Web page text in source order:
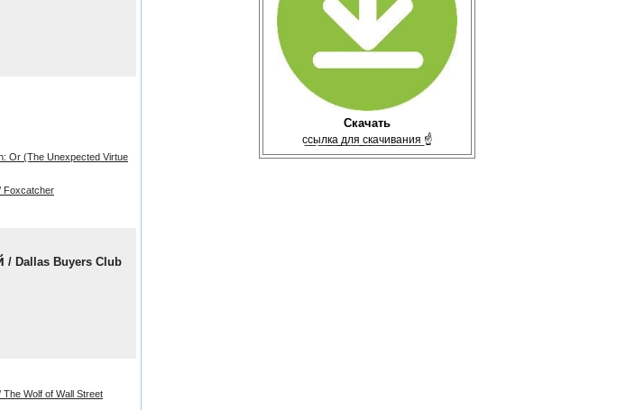
Скачать
с̲с̲ы̲л̲к̲а̲ ̲д̲л̲я̲ ̲с̲к̲а̲ч̲и̲в̲а̲н̲и̲я̲ ☝
Or (The Unexpected Virtue
Foxcatcher
/ Dallas Buyers Club
The Wolf of Wall Street